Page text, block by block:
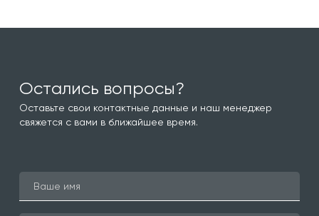
Остались вопросы?
Оставьте свои контактные данные и наш менеджер
свяжется с вами в ближайшее время.